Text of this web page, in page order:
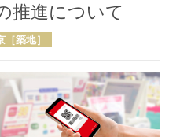
人/室
推進について
築地］